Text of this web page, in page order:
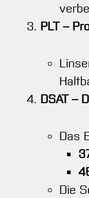
PLT –
DSAT –
Das
Die